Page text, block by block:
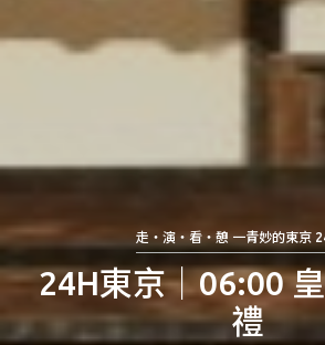
走・演・看・憩 一青妙的東京
24H東京│06:00
禮